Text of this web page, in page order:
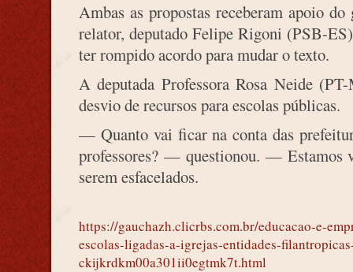
Ambas as propostas receberam apoio
relator, deputado Felipe Rigoni (PSB-
ter rompido acordo para mudar o texto.
A deputada Professora Rosa Neide
desvio de recursos para escolas públicas.
— Quanto vai ficar na conta das
professores? — questionou. — Estamos
serem esfacelados.
https://gauchazh.clicrbs.com.br/educacao-e-
escolas-ligadas-a-igrejas-entidades-
ckijkrdkm00a301ii0egtmk7t.html